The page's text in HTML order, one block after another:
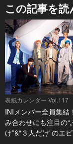
この記事を
表紙カレンダー Vol.117
INIメンバー全員集結
み合わせにも注目の“
け”&“３人だけ”のエ